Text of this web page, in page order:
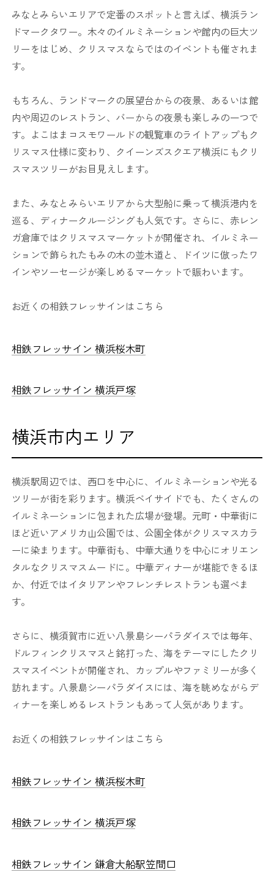
みなとみらいエリアで定番のスポットと言えば、横浜ラン
ドマークタワー。木々のイルミネーションや館内の巨大ツ
リーをはじめ、クリスマスならではのイベントも催されま
す。
もちろん、ランドマークの展望台からの夜景、あるいは館
内や周辺のレストラン、バーからの夜景も楽しみの一つで
す。よこはまコスモワールドの観覧車のライトアップもク
リスマス仕様に変わり、クイーンズスクエア横浜にもクリ
スマスツリーがお目見えします。
また、みなとみらいエリアから大型船に乗って横浜港内を
巡る、ディナークルージングも人気です。さらに、赤レン
ガ倉庫ではクリスマスマーケットが開催され、イルミネー
ションで飾られたもみの木の並木道と、ドイツに倣ったワ
インやソーセージが楽しめるマーケットで賑わいます。
お近くの相鉄フレッサインはこちら
相鉄フレッサイン 横浜桜木町
相鉄フレッサイン 横浜戸塚
横浜市内エリア
横浜駅周辺では、西口を中心に、イルミネーションや光る
ツリーが街を彩ります。横浜ベイサイドでも、たくさんの
イルミネーションに包まれた広場が登場。元町・中華街に
ほど近いアメリカ山公園では、公園全体がクリスマスカラ
ーに染まります。中華街も、中華大通りを中心にオリエン
タルなクリスマスムードに。中華ディナーが堪能できるほ
か、付近ではイタリアンやフレンチレストランも選べま
す。
さらに、横須賀市に近い八景島シーパラダイスでは毎年、
ドルフィンクリスマスと銘打った、海をテーマにしたクリ
スマスイベントが開催され、カップルやファミリーが多く
訪れます。八景島シーパラダイスには、海を眺めながらデ
ィナーを楽しめるレストランもあって人気があります。
お近くの相鉄フレッサインはこちら
相鉄フレッサイン 横浜桜木町
相鉄フレッサイン 横浜戸塚
相鉄フレッサイン 鎌倉大船駅笠間口